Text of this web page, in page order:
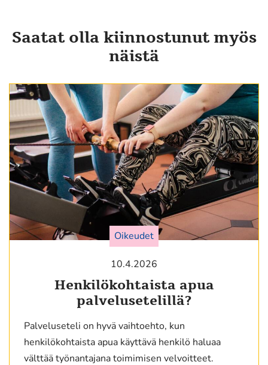
Saatat olla kiinnostunut myös
näistä
Oikeudet
10.4.2026
Henkilökohtaista apua
palvelusetelillä?
Palveluseteli on hyvä vaihtoehto, kun
henkilökohtaista apua käyttävä henkilö haluaa
välttää työnantajana toimimisen velvoitteet.